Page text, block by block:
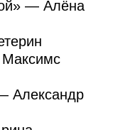
,
были
Сюда